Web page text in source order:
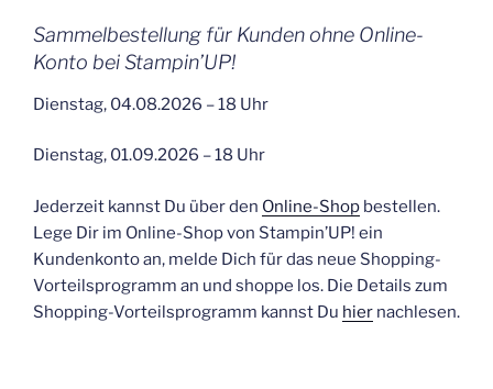
Sammelbestellung für Kunden ohne Online-
Konto bei Stampin’UP!
Dienstag, 04.08.2026 – 18 Uhr
Dienstag, 01.09.2026 – 18 Uhr
Jederzeit kannst Du über den Online-Shop bestellen.
Lege Dir im Online-Shop von Stampin’UP! ein
Kundenkonto an, melde Dich für das neue Shopping-
Vorteilsprogramm an und shoppe los. Die Details zum
Shopping-Vorteilsprogramm kannst Du hier nachlesen.